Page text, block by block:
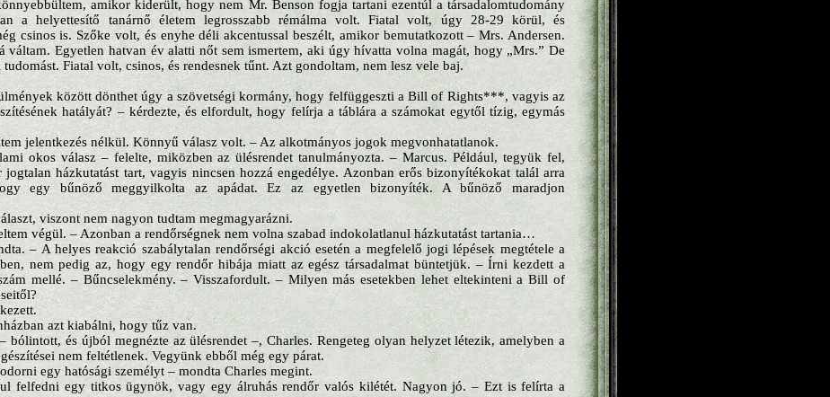
amikor kiderült, hogy nem Mr. Benson fogja tartani ezentúl a társadalomtudomány
a helyettesítő tanárnő életem legrosszabb rémálma volt. Fiatal volt, úgy 28-29 körül, és
csinos is. Szőke volt, és enyhe déli akcentussal beszélt, amikor bemutatkozott – Mrs. Andersen.
váltam. Egyetlen hatvan év alatti nőt sem ismertem, aki úgy hívatta volna magát, hogy „Mrs.” De
Fiatal volt, csinos, és rendesnek tűnt. Azt gondoltam, nem lesz vele baj.
között dönthet úgy a szövetségi kormány, hogy felfüggeszti a Bill of Rights***, vagyis az
hatályát? – kérdezte, és elfordult, hogy felírja a táblára a számokat egytől tízig, egymás
jelentkezés nélkül. Könnyű válasz volt. – Az alkotmányos jogok megvonhatatlanok.
okos válasz – felelte, miközben az ülésrendet tanulmányozta. – Marcus. Például, tegyük fel,
házkutatást tart, vagyis nincsen hozzá engedélye. Azonban erős bizonyítékokat talál arra
egy bűnöző meggyilkolta az apádat. Ez az egyetlen bizonyíték. A bűnöző maradjon
viszont nem nagyon tudtam megmagyarázni.
végül. – Azonban a rendőrségnek nem volna szabad indokolatlanul házkutatást tartania…
– A helyes reakció szabálytalan rendőrségi akció esetén a megfelelő jogi lépések megtétele a
nem pedig az, hogy egy rendőr hibája miatt az egész társadalmat büntetjük. – Írni kezdett a
mellé. – Bűncselekmény. – Visszafordult. – Milyen más esetekben lehet eltekinteni a Bill of
azt kiabálni, hogy tűz van.
bólintott, és újból megnézte az ülésrendet –, Charles. Rengeteg olyan helyzet létezik, amelyben a
nem feltétlenek. Vegyünk ebből még egy párat.
egy hatósági személyt – mondta Charles megint.
felfedni egy titkos ügynök, vagy egy álruhás rendőr valós kilétét. Nagyon jó. – Ezt is felírta a